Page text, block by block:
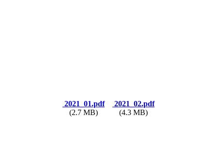
2021_01.pdf
(2.7 MB)
2021_02.pdf
(4.3 MB)